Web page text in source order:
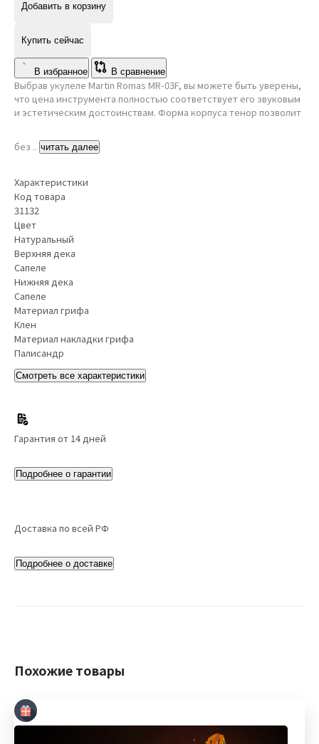
Добавить в корзину
Купить сейчас
В избранное В сравнение
Выбрав укулеле Martin Romas MR-03F, вы можете быть уверены,
что цена инструмента полностью соответствует его звуковым
и эстетическим достоинствам. Форма корпуса тенор позволит
без .. читать далее
Характеристики
Код товара
31132
Цвет
Натуральный
Верхняя дека
Сапеле
Нижняя дека
Сапеле
Материал грифа
Клен
Материал накладки грифа
Палисандр
Смотреть все характеристики
Гарантия от 14 дней
Подробнее о гарантии
Доставка по всей РФ
Подробнее о доставке
Похожие товары